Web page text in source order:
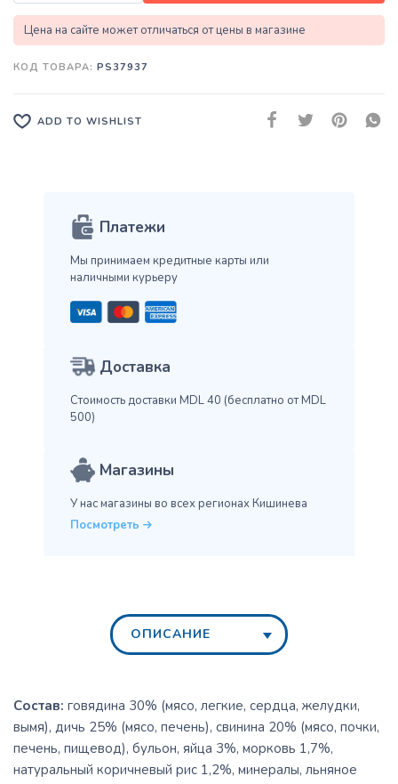
Цена на сайте может отличаться от цены в магазине
КОД ТОВАРА: PS37937
ADD TO WISHLIST
Платежи
Мы принимаем кредитные карты или
наличными курьеру
Доставка
Стоимость доставки MDL 40 (бесплатно от MDL
500)
Магазины
У нас магазины во всех регионах Кишинева
Посмотреть
ОПИСАНИЕ
Состав: говядина 30% (мясо, легкие, сердца, желудки,
вымя), дичь 25% (мясо, печень), свинина 20% (мясо, почки,
печень, пищевод), бульон, яйца 3%, морковь 1,7%,
натуральный коричневый рис 1,2%, минералы, льняное